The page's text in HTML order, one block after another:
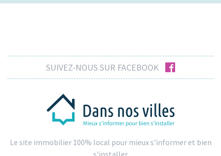
SUIVEZ-NOUS SUR FACEBOOK facebook
Le site immobilier 100% local pour mieux s'informer et bien
s'installer